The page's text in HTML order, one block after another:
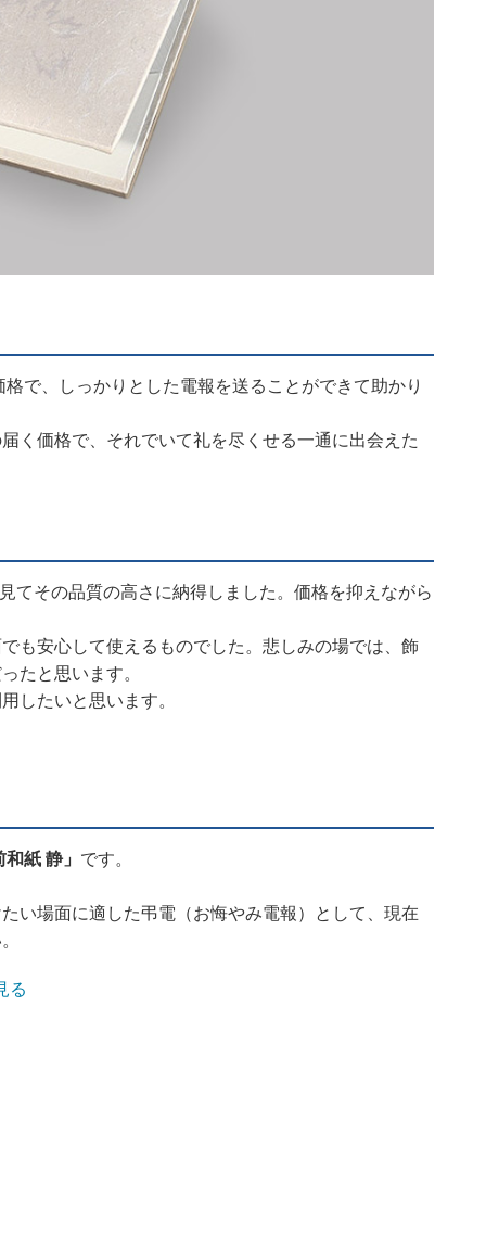
で、しっかりとした電報を送ることができて助かり
く価格で、それでいて礼を尽くせる一通に出会えた
てその品質の高さに納得しました。価格を抑えながら
も安心して使えるものでした。悲しみの場では、飾
たと思います。
したいと思います。
和紙 静」 です。
い場面に適した弔電（お悔やみ電報）として、現在
る